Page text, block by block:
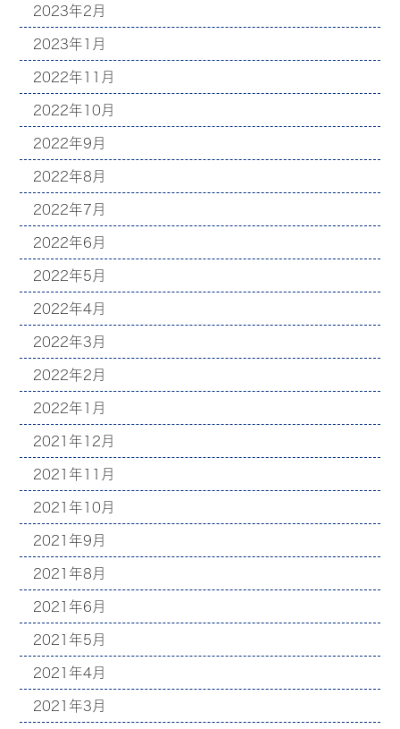
2023年2月
2023年1月
2022年11月
2022年10月
2022年9月
2022年8月
2022年7月
2022年6月
2022年5月
2022年4月
2022年3月
2022年2月
2022年1月
2021年12月
2021年11月
2021年10月
2021年9月
2021年8月
2021年6月
2021年5月
2021年4月
2021年3月